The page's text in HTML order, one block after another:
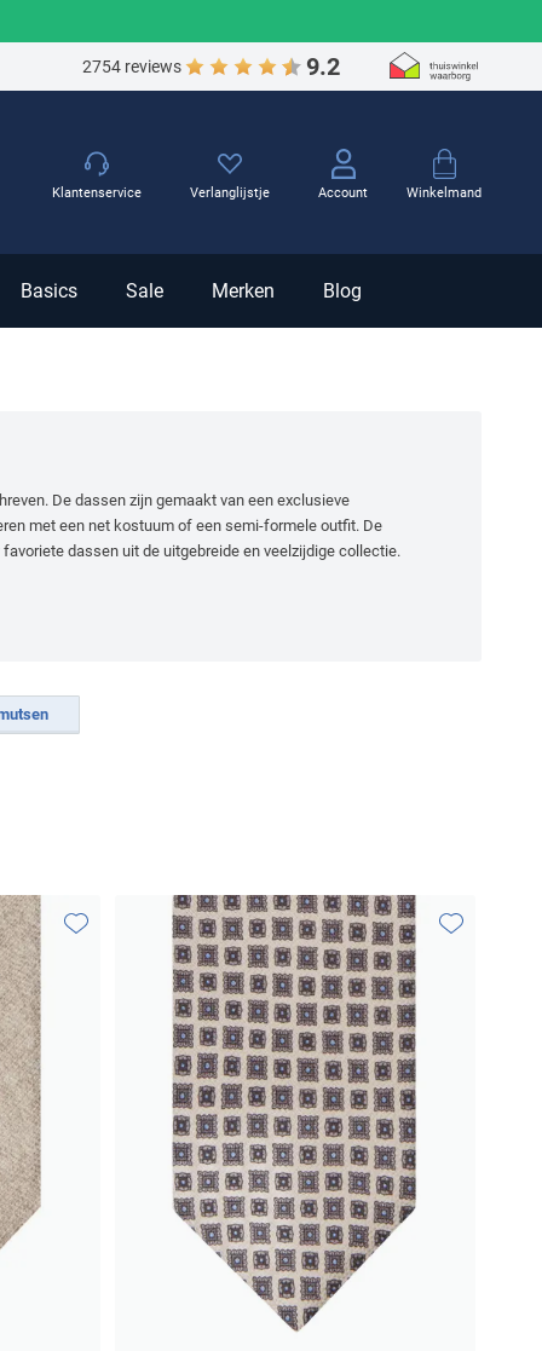
2754 reviews 9.2
Winkelmand
Basics Sale Merken Blog
Klantenservice Verlanglijstje Account
De dassen zijn gemaakt van een exclusieve
met een net kostuum of een semi-formele outfit. De
dassen uit de uitgebreide en veelzijdige collectie.
Toevoegen aan favorieten